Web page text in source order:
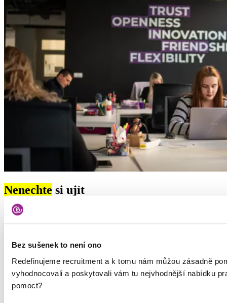
Bez sušenek to není ono
Redefinujeme recruitment a k tomu nám můžou zásadně
vyhodnocovali a poskytovali vám tu nejvhodnější nabídku
pomoct?
Nenechte si ujít
Přihlaste se k odběru našeho newsletteru a získávejte novinky z
Jsem kandidát
Jsem HR specialista
Vaše příjmení
E-mail